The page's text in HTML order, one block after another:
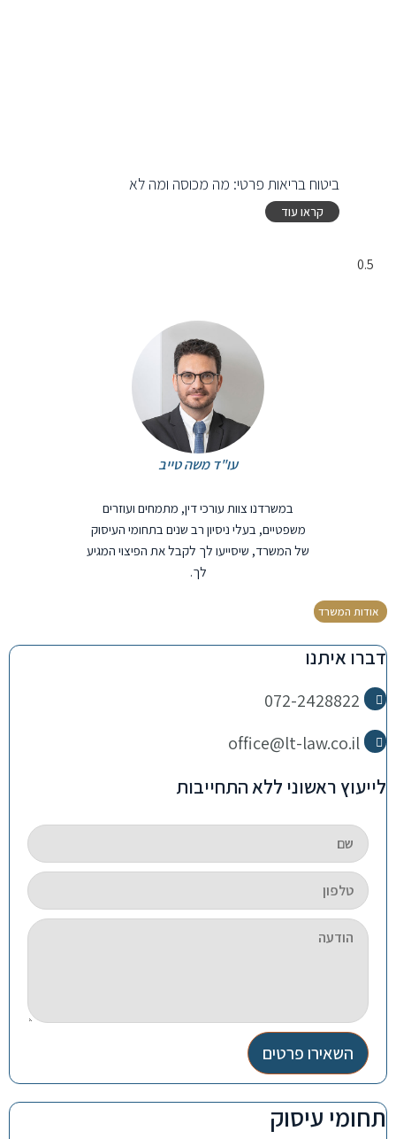
ביטוח בריאות פרטי: מה מכוסה ומה לא
קראו עוד
עו"ד משה טייב
במשרדנו צוות עורכי דין, מתמחים ועוזרים
משפטיים, בעלי ניסיון רב שנים בתחומי העיסוק
של המשרד, שיסייעו לך לקבל את הפיצוי המגיע
לך.
אודות המשרד
דברו איתנו
072-2428822
office@lt-law.co.il
לייעוץ ראשוני ללא התחייבות
השאירו פרטים
תחומי עיסוק